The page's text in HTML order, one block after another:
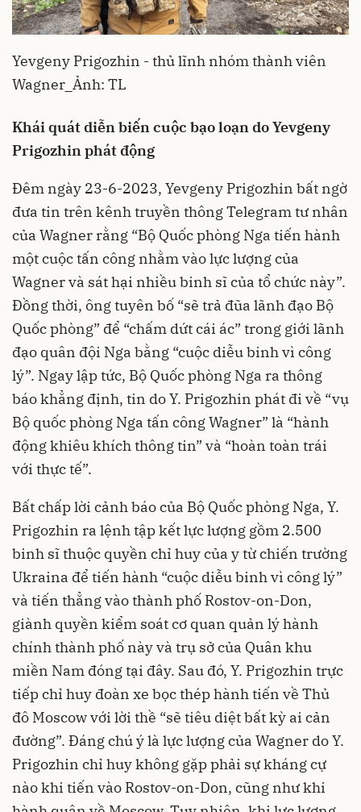
Yevgeny Prigozhin - thủ lĩnh nhóm thành viên
Wagner_Ảnh: TL
Khái quát diễn biến cuộc bạo loạn do Yevgeny
Prigozhin phát động
Đêm ngày 23-6-2023, Yevgeny Prigozhin bất ngờ
đưa tin trên kênh truyền thông Telegram tư nhân
của Wagner rằng “Bộ Quốc phòng Nga tiến hành
một cuộc tấn công nhằm vào lực lượng của
Wagner và sát hại nhiều binh sĩ của tổ chức này”.
Đồng thời, ông tuyên bố “sẽ trả đũa lãnh đạo Bộ
Quốc phòng” để “chấm dứt cái ác” trong giới lãnh
đạo quân đội Nga bằng “cuộc diễu binh vì công
lý”. Ngay lập tức, Bộ Quốc phòng Nga ra thông
báo khẳng định, tin do Y. Prigozhin phát đi về “vụ
Bộ quốc phòng Nga tấn công Wagner” là “hành
động khiêu khích thông tin” và “hoàn toàn trái
với thực tế”.
Bất chấp lời cảnh báo của Bộ Quốc phòng Nga, Y.
Prigozhin ra lệnh tập kết lực lượng gồm 2.500
binh sĩ thuộc quyền chỉ huy của y từ chiến trường
Ukraina để tiến hành “cuộc diễu binh vì công lý”
và tiến thẳng vào thành phố Rostov-on-Don,
giành quyền kiểm soát cơ quan quản lý hành
chính thành phố này và trụ sở của Quân khu
miền Nam đóng tại đây. Sau đó, Y. Prigozhin trực
tiếp chỉ huy đoàn xe bọc thép hành tiến về Thủ
đô Moscow với lời thề “sẽ tiêu diệt bất kỳ ai cản
đường”. Đáng chú ý là lực lượng của Wagner do Y.
Prigozhin chỉ huy không gặp phải sự kháng cự
nào khi tiến vào Rostov-on-Don, cũng như khi